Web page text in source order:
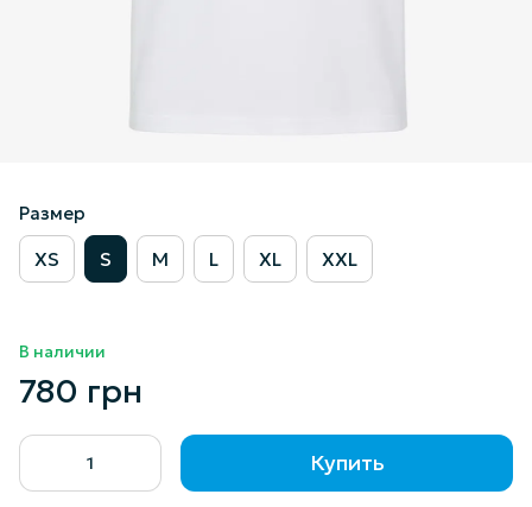
Размер
XS S M L XL XXL
В наличии
780 грн
Купить